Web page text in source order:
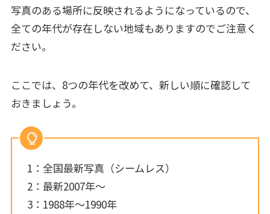
写真のある場所に反映されるようになっているので、
全ての年代が存在しない地域もありますのでご注意く
ださい。
ここでは、8つの年代を改めて、新しい順に確認して
おきましょう。
1：全国最新写真（シームレス）
2：最新2007年～
3：1988年～1990年